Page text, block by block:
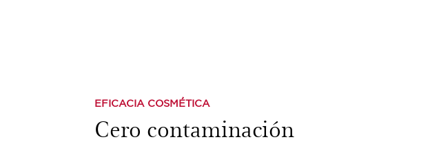
EFICACIA COSMÉTICA
Cero contaminación